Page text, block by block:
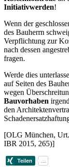
Initiativwerden!
Wenn der
des Bauherrn
Verpflichtung zur
nach dessen
fragen.
Werde dies
auf Seiten des
wegen
Bauvorhaben
den
[OLG München,
IBR 2015, 265)]